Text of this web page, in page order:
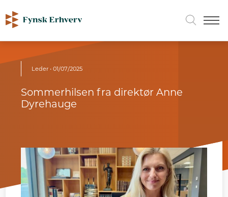
Leder• 01/07/2025
Sommerhilsen fra direktør Anne
Dyrehauge